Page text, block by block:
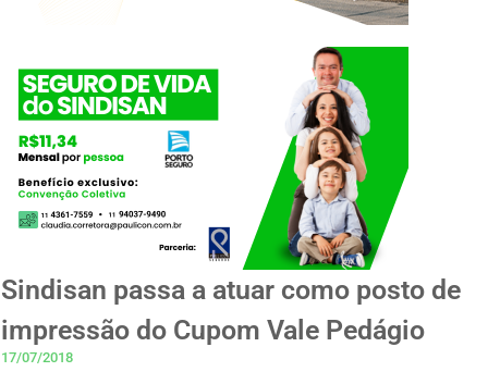
Sindisan passa a atuar como posto de
impressão do Cupom Vale Pedágio
17/07/2018